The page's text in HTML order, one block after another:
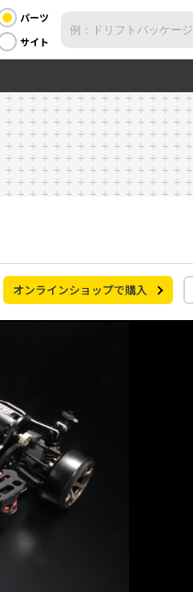
パーツ
サイト
オンラインショップで購入